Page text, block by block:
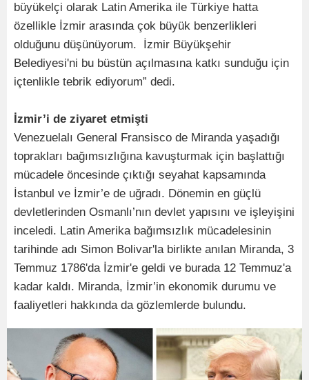
büyükelçi olarak Latin Amerika ile Türkiye hatta
özellikle İzmir arasında çok büyük benzerlikleri
olduğunu düşünüyorum. İzmir Büyükşehir
Belediyesi'ni bu büstün açılmasına katkı sunduğu için
içtenlikle tebrik ediyorum” dedi.
İzmir’i de ziyaret etmişti
Venezuelalı General Fransisco de Miranda yaşadığı
toprakları bağımsızlığına kavuşturmak için başlattığı
mücadele öncesinde çıktığı seyahat kapsamında
İstanbul ve İzmir’e de uğradı. Dönemin en güçlü
devletlerinden Osmanlı’nın devlet yapısını ve işleyişini
inceledi. Latin Amerika bağımsızlık mücadelesinin
tarihinde adı Simon Bolivar'la birlikte anılan Miranda, 3
Temmuz 1786'da İzmir'e geldi ve burada 12 Temmuz'a
kadar kaldı. Miranda, İzmir’in ekonomik durumu ve
faaliyetleri hakkında da gözlemlerde bulundu.